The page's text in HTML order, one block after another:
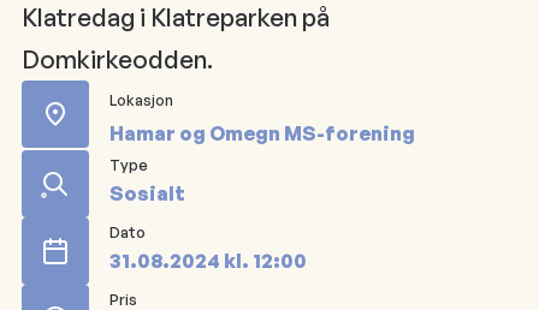
Klatredag i Klatreparken på
Domkirkeodden.
Lokasjon
Hamar og Omegn MS-forening
Type
Sosialt
Dato
31.08.2024 kl. 12:00
Pris